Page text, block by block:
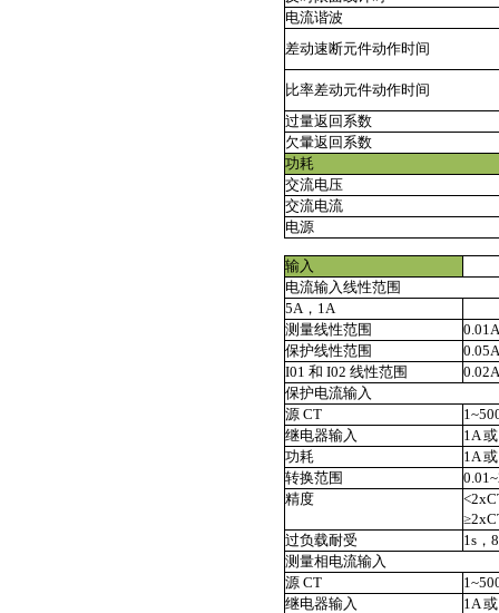
电流谐波
差动速断元件动作时间
比率差动元件动作时间
过量返回系数
欠暈返回系数
功耗
交流电压
交流电流
电源
输入
电流输入线性范围
5A，1A
测量线性范围
保护线性范围
I01 和 I02 线性范围
保护电流输入
源 CT
继电器输入
1A
功耗
1A
转换范围
精度
过负载耐受
1s，
测量相电流输入
源 CT
继电器输入
1A